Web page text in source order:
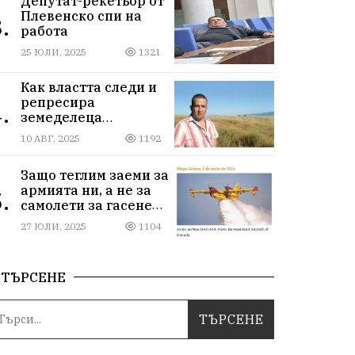
Плевенско спи на
работа
25 ЮЛИ, 2025 1321
Как властта следи и
репресира
земеделеца
Илчовски
10 АВГ, 2025 1192
Защо теглим заеми за
армията ни, а не за
самолети за гасене
на пожари
27 ЮЛИ, 2025 1104
ТЪРСЕНЕ